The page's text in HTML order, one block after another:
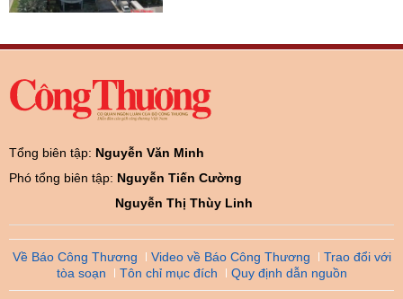
Tổng biên tập: Nguyễn Văn Minh
Phó tổng biên tập: Nguyễn Tiến Cường
Nguyễn Thị Thùy Linh
Về Báo Công Thương Video về Báo Công Thương
Trao đổi với
tòa soạn
Tôn chỉ mục đích Quy định dẫn nguồn